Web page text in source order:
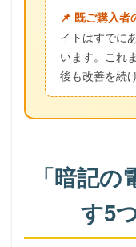
📌 既ご購入者
イトはすでに
います。これ
後も改善を続け
「暗記
す5